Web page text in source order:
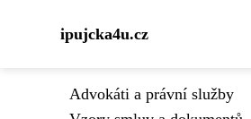
ipujcka4u.cz
Advokáti a právní služby